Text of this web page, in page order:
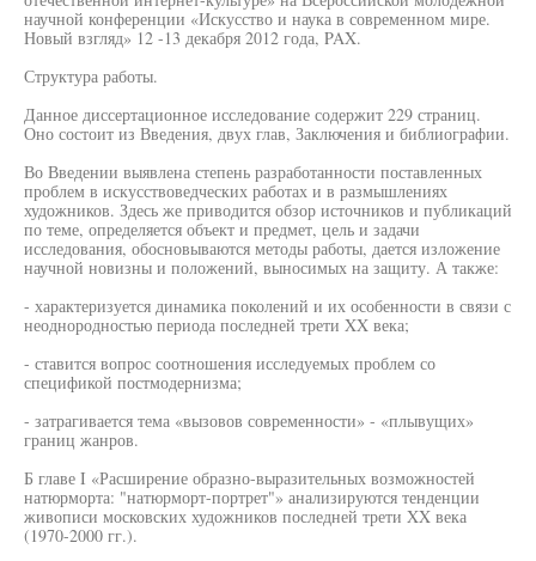
научной конференции «Искусство и наука в современном мире.
Новый взгляд» 12 -13 декабря 2012 года, PAX.
Структура работы.
Данное диссертационное исследование содержит 229 страниц.
Оно состоит из Введения, двух глав, Заключения и библиографии.
Во Введении выявлена степень разработанности поставленных
проблем в искусствоведческих работах и в размышлениях
художников. Здесь же приводится обзор источников и публикаций
по теме, определяется объект и предмет, цель и задачи
исследования, обосновываются методы работы, дается изложение
научной новизны и положений, выносимых на защиту. А также:
- характеризуется динамика поколений и их особенности в связи с
неоднородностью периода последней трети XX века;
- ставится вопрос соотношения исследуемых проблем со
спецификой постмодернизма;
- затрагивается тема «вызовов современности» - «плывущих»
границ жанров.
Б главе I «Расширение образно-выразительных возможностей
натюрморта: "натюрморт-портрет"» анализируются тенденции
живописи московских художников последней трети XX века
(1970-2000 гг.).